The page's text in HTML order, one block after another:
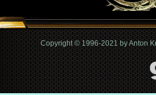
Copyright © 1996-2021 by Anton